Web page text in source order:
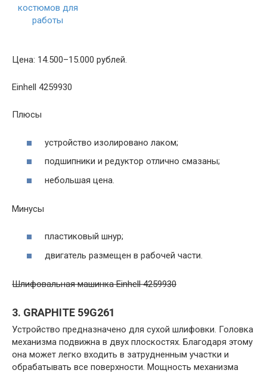
Цена: 14.500–15.000 рублей.
Einhell 4259930
Плюсы
устройство изолировано лаком;
подшипники и редуктор отлично смазаны;
небольшая цена.
Минусы
пластиковый шнур;
двигатель размещен в рабочей части.
Шлифовальная машинка Einhell 4259930
3. GRAPHITE 59G261
Устройство предназначено для сухой шлифовки. Головка
механизма подвижна в двух плоскостях. Благодаря этому
она может легко входить в затрудненным участки и
обрабатывать все поверхности. Мощность механизма